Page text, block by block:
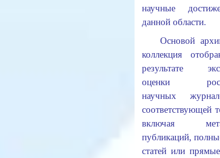
научные
данной области.
Основой
коллекция
результате
оценки
научных
соответствующей
включая
публикаций,
статей или